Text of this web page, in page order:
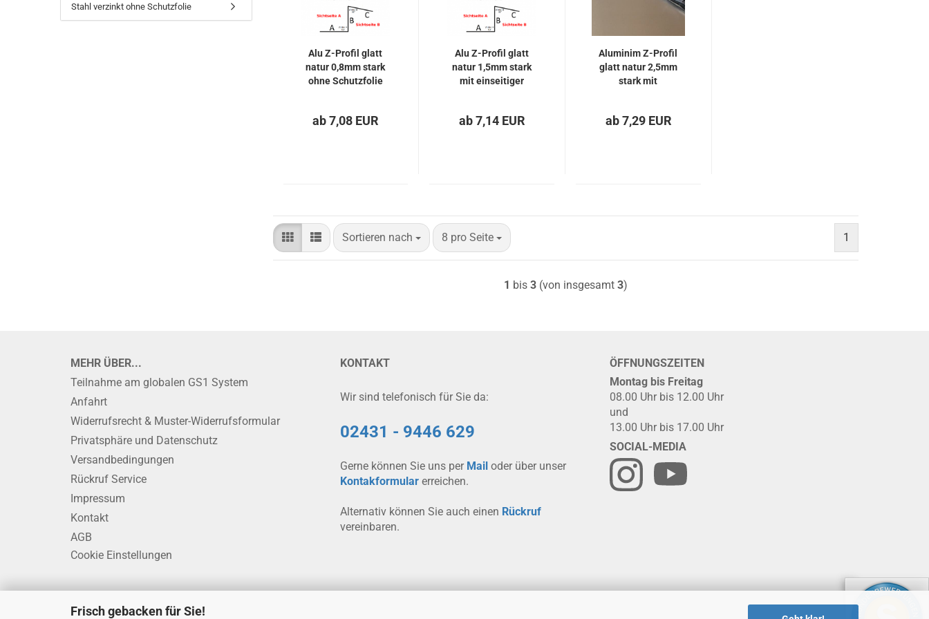
Frisch gebacken für Sie!
Edelstahl Strukturblech
Edelstahl
Edelstahl
Stahl verzinkt glatt RAL
Stahl verzinkt ohne
Schutzfolie
nasslackiert
Stahl verzinkt ohne
Alu Z-Profil glatt
natur 0,8mm stark
ohne Schutzfolie
ab 7,08 EUR
Alu Z-Profil glatt
natur 1,5mm stark
mit einseitiger
ab 7,14 EUR
Aluminim Z-Profil
glatt natur 2,5mm
stark mit
ab 7,29 EUR
Sortieren nach
Sortieren nach 8 pro Seite
pro Seite 1
1 bis 3(von insgesamt 3)
Stahl verzinkt ohne Schutzfolie
MEHR ÜBER...
Teilnahme am globalen GS1 System
Anfahrt
Widerrufsrecht & Muster-Widerrufsformular
Privatsphäre und Datenschutz
Versandbedingungen
Rückruf Service
Impressum
Kontakt
AGB
Cookie Einstellungen
KONTAKT
Wir sind telefonisch für Sie da:
02431 - 9446 629
Gerne können Sie uns per Mail oder über unser
Kontakformular erreichen.
Alternativ können Sie auch einen Rückruf
vereinbaren.
ÖFFNUNGSZEITEN
Montag bis Freitag
08.00 Uhr bis 12.00 Uhr
und
13.00 Uhr bis 17.00 Uhr
SOCIAL-MEDIA